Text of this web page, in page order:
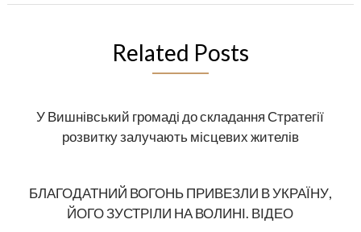
Related Posts
У Вишнівський громаді до складання Стратегії
розвитку залучають місцевих жителів
БЛАГОДАТНИЙ ВОГОНЬ ПРИВЕЗЛИ В УКРАЇНУ,
ЙОГО ЗУСТРІЛИ НА ВОЛИНІ. ВІДЕО